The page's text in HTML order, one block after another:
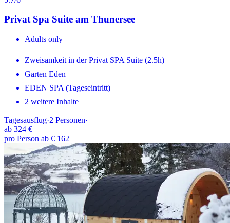
Privat Spa Suite am Thunersee
Adults only
Zweisamkeit in der Privat SPA Suite (2.5h)
Garten Eden
EDEN SPA (Tageseintritt)
2 weitere Inhalte
Tagesausflug·2 Personen·
ab 324 €
pro Person ab € 162